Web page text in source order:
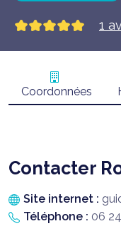
1
Coordonnées
Contacter
Site internet :
Téléphone : 06